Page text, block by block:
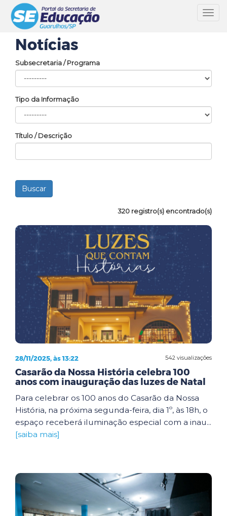
Notícias
Subsecretaria / Programa
Tipo da Informação
Título / Descrição
320 registro(s) encontrado(s)
542 visualizações
28/11/2025, às 13:22
Casarão da Nossa História celebra 100
anos com inauguração das luzes de Natal
Para celebrar os 100 anos do Casarão da Nossa
História, na próxima segunda-feira, dia 1º, às 18h, o
espaço receberá iluminação especial com a inau...
[saiba mais]